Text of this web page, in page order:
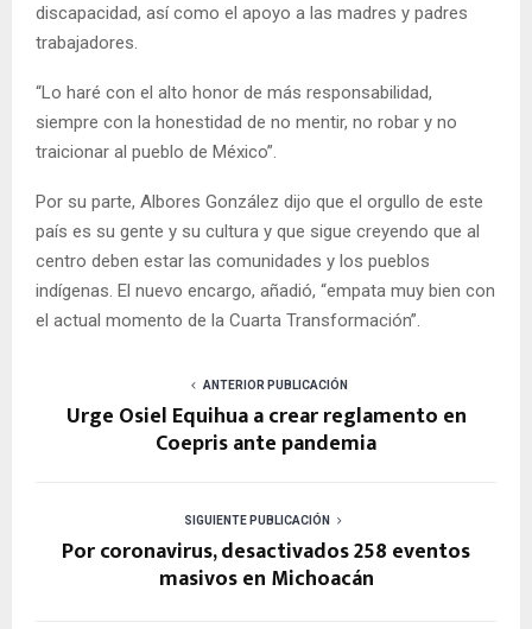
discapacidad, así como el apoyo a las madres y padres
trabajadores.
“Lo haré con el alto honor de más responsabilidad,
siempre con la honestidad de no mentir, no robar y no
traicionar al pueblo de México”.
Por su parte, Albores González dijo que el orgullo de este
país es su gente y su cultura y que sigue creyendo que al
centro deben estar las comunidades y los pueblos
indígenas. El nuevo encargo, añadió, “empata muy bien con
el actual momento de la Cuarta Transformación”.
ANTERIOR PUBLICACIÓN
Urge Osiel Equihua a crear reglamento en
Coepris ante pandemia
SIGUIENTE PUBLICACIÓN
Por coronavirus, desactivados 258 eventos
masivos en Michoacán